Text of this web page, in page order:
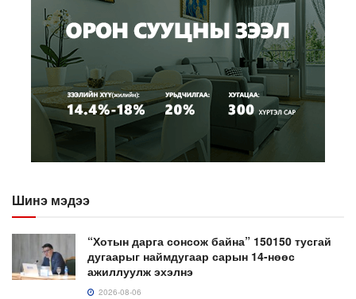
Шинэ мэдээ
“Хотын дарга сонсож байна” 150150 тусгай
дугаарыг наймдугаар сарын 14-нөөс
ажиллуулж эхэлнэ
2026-08-06